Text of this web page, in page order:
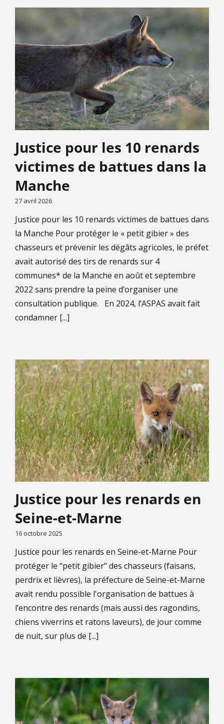
Justice pour les 10 renards
victimes de battues dans la
Manche
27 avril 2026
Justice pour les 10 renards victimes de battues dans
la Manche Pour protéger le « petit gibier » des
chasseurs et prévenir les dégâts agricoles, le préfet
avait autorisé des tirs de renards sur 4
communes* de la Manche en août et septembre
2022 sans prendre la peine d’organiser une
consultation publique. En 2024, l’ASPAS avait fait
condamner [...]
Justice pour les renards en
Seine-et-Marne
16 octobre 2025
Justice pour les renards en Seine-et-Marne Pour
protéger le “petit gibier” des chasseurs (faisans,
perdrix et lièvres), la préfecture de Seine-et-Marne
avait rendu possible l'organisation de battues à
l’encontre des renards (mais aussi des ragondins,
chiens viverrins et ratons laveurs), de jour comme
de nuit, sur plus de [...]